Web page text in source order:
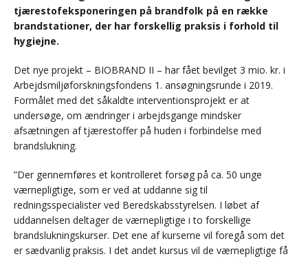
tjærestofeksponeringen på brandfolk på en række
brandstationer, der har forskellig praksis i forhold til
hygiejne.
Det nye projekt – BIOBRAND II – har fået bevilget 3 mio. kr. i
Arbejdsmiljøforskningsfondens 1. ansøgningsrunde i 2019.
Formålet med det såkaldte interventionsprojekt er at
undersøge, om ændringer i arbejdsgange mindsker
afsætningen af tjærestoffer på huden i forbindelse med
brandslukning.
”Der gennemføres et kontrolleret forsøg på ca. 50 unge
værnepligtige, som er ved at uddanne sig til
redningsspecialister ved Beredskabsstyrelsen. I løbet af
uddannelsen deltager de værnepligtige i to forskellige
brandslukningskurser. Det ene af kurserne vil foregå som det
er sædvanlig praksis. I det andet kursus vil de værnepligtige få